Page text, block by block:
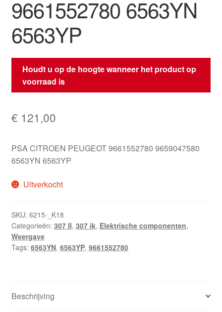
9661552780 6563YN
6563YP
Houdt u op de hoogte wanneer het product op
voorraad is
€ 121,00
PSA CITROEN PEUGEOT 9661552780 9659047580
6563YN 6563YP
Uitverkocht
SKU: 6215-_K18
Categorieën: 307 II, 307 ik, Elektrische componenten,
Weergave
Tags: 6563YN, 6563YP, 9661552780
Beschrijving